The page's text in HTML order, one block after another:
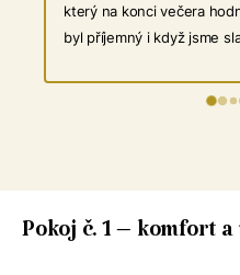
který na konci večera
byl příjemný i když jsme
jak slíbili, takže svatba
problémů.Ceny za
Pokoj č. 1 – komfort